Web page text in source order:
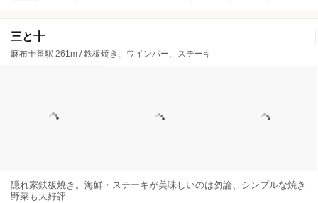
三と十
麻布十番駅 261m / 鉄板焼き、ワインバー、ステーキ
隠れ家鉄板焼き。海鮮・ステーキが美味しいのは勿論、シンプルな焼き
野菜も大好評